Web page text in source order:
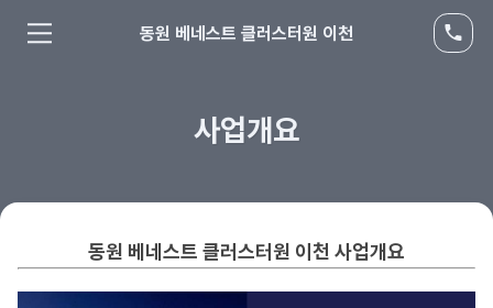
동원 베네스트 클러스터원 이천
사업개요
동원 베네스트 클러스터원 이천 사업개요